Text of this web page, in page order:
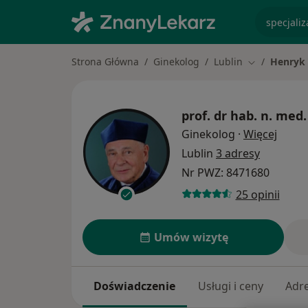
Strona Główna Ginekolog Lublin Zmień
prof. dr hab. n. med.
Ginekolog · Więcej
Lublin 3 adresy
Nr PWZ: 8471680
25 opinii
Umów wizytę
Doświadczenie Usługi i ceny